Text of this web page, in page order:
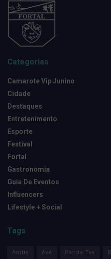
Categorias
Camarote Vip Junino
Cidade
Destaques
Entretenimento
Esporte
Festival
Fortal
Gastronomia
Guia De Eventos
Influencers
Lifestyle + Social
Tags
Anitta Axé Banda Eva